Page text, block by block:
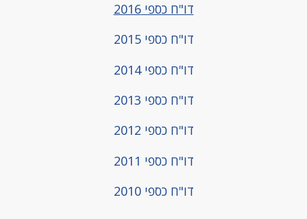
דו"ח כספי 2016
דו"ח כספי 2015
דו"ח כספי 2014
דו"ח כספי
דו"ח כספי
דו"ח כספי
דו"ח כספי 2010